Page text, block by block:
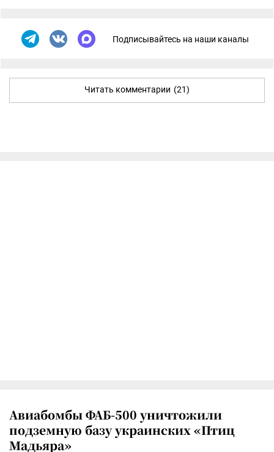
Подписывайтесь на наши каналы
Читать комментарии (21)
Авиабомбы ФАБ-500 уничтожили
подземную базу украинских «Птиц
Мадьяра»